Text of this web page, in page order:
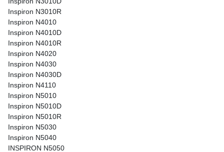
Inspiron N3010R
Inspiron N4010
Inspiron N4010D
Inspiron N4010R
Inspiron N4020
Inspiron N4030
Inspiron N4030D
Inspiron N4110
Inspiron N5010
Inspiron N5010D
Inspiron N5010R
Inspiron N5030
Inspiron N5040
INSPIRON N5050